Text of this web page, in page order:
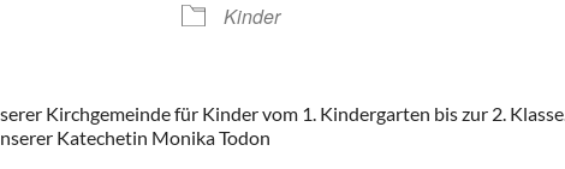
Kinder
Kirchgemeinde für Kinder vom 1. Kindergarten bis zur 2. Klasse.
Katechetin Monika Todon